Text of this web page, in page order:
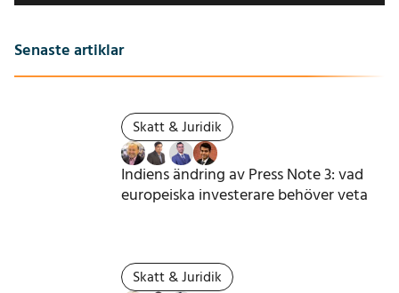
Senaste artiklar
Skatt & Juridik
Indiens ändring av Press Note 3: vad
europeiska investerare behöver veta
Skatt & Juridik